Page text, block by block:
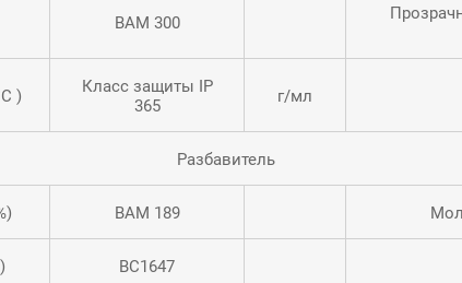
BAM 300
)
Класс защиты IP
365
г/мл
Разбавитель
BAM 189
BC1647